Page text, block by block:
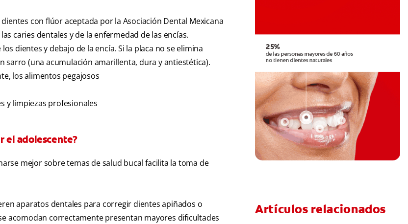
con flúor aceptada por la Asociación Dental Mexicana
caries dentales y de la enfermedad de las encías.
dientes y debajo de la encía. Si la placa no se elimina
sarro (una acumulación amarillenta, dura y antiestética).
los alimentos pegajosos
y limpiezas profesionales
el adolescente?
mejor sobre temas de salud bucal facilita la toma de
aparatos dentales para corregir dientes apiñados o
acomodan correctamente presentan mayores dificultades
Artículos relacionados